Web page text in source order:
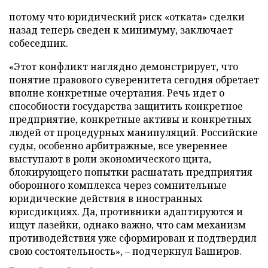
потому что юридический риск «отката» сделки
назад теперь сведен к минимуму, заключает
собеседник.
«Этот конфликт наглядно демонстрирует, что
понятие правового суверенитета сегодня обретает
вполне конкретные очертания. Речь идет о
способности государства защитить конкретное
предприятие, конкретные активы и конкретных
людей от процедурных манипуляций. Российские
суды, особенно арбитражные, все увереннее
выступают в роли экономического щита,
блокирующего попытки расшатать предприятия
оборонного комплекса через сомнительные
юридические действия в иностранных
юрисдикциях. Да, противники адаптируются и
ищут лазейки, однако важно, что сам механизм
противодействия уже сформирован и подтвердил
свою состоятельность», – подчеркнул Баширов.